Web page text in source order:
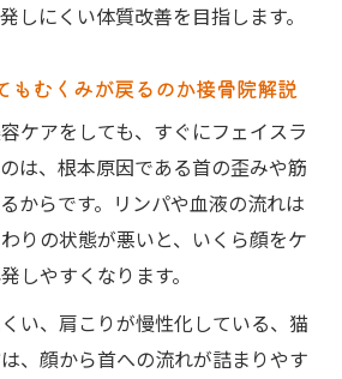
しにくい体質改善を目指します。
もむくみが戻るのか接骨院解説
ケアをしても、すぐにフェイスラ
は、根本原因である首の歪みや筋
からです。リンパや血液の流れは
りの状態が悪いと、いくら顔をケ
しやすくなります。
い、肩こりが慢性化している、猫
、顔から首への流れが詰まりやす